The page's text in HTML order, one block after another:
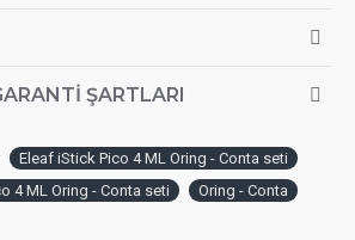
ŞARTLARI
Eleaf iStick Pico 4 ML Oring - Conta seti
4 ML Oring - Conta seti
Oring - Conta